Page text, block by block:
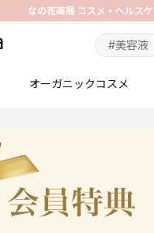
#美容液
オーガニックコスメ